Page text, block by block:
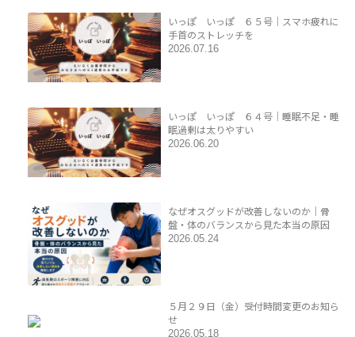
いっぽ いっぽ ６５号｜スマホ疲れに
手首のストレッチを
2026.07.16
いっぽ いっぽ ６４号｜睡眠不足・睡
眠過剰は太りやすい
2026.06.20
なぜオスグッドが改善しないのか｜骨
盤・体のバランスから見た本当の原因
2026.05.24
５月２９日（金）受付時間変更のお知ら
せ
2026.05.18